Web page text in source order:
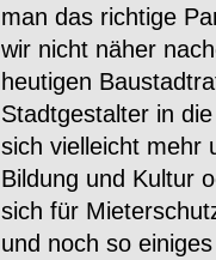
man das richtige
wir nicht näher
heutigen
Stadtgestalter in
sich vielleicht mehr
Bildung und Kultur
sich für
und noch so